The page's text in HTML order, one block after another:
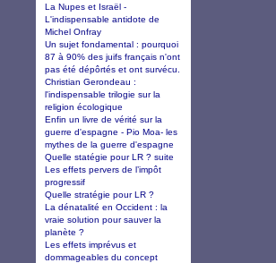
La Nupes et Israël -
L'indispensable antidote de
Michel Onfray
Un sujet fondamental : pourquoi
87 à 90% des juifs français n'ont
pas été dépôrtés et ont survécu.
Christian Gerondeau :
l'indispensable trilogie sur la
religion écologique
Enfin un livre de vérité sur la
guerre d'espagne - Pio Moa- les
mythes de la guerre d'espagne
Quelle statégie pour LR ? suite
Les effets pervers de l’impôt
progressif
Quelle stratégie pour LR ?
La dénatalité en Occident : la
vraie solution pour sauver la
planète ?
Les effets imprévus et
dommageables du concept